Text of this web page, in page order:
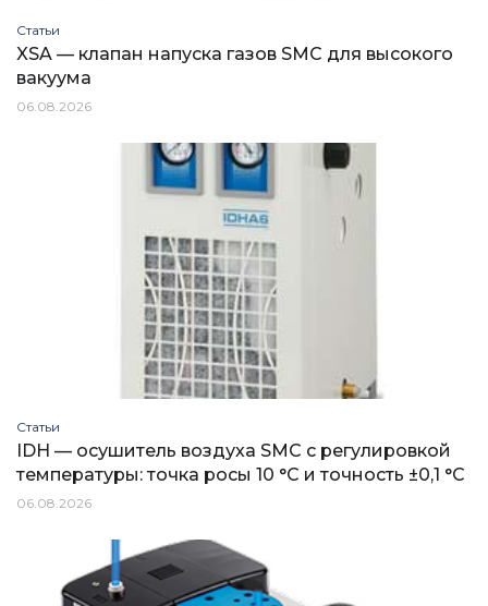
Статьи
XSA — клапан напуска газов SMC для высокого
вакуума
06.08.2026
Статьи
IDH — осушитель воздуха SMC с регулировкой
температуры: точка росы 10 °C и точность ±0,1 °C
06.08.2026